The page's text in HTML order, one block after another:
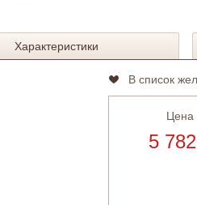
Характеристики
В список
Цена
5